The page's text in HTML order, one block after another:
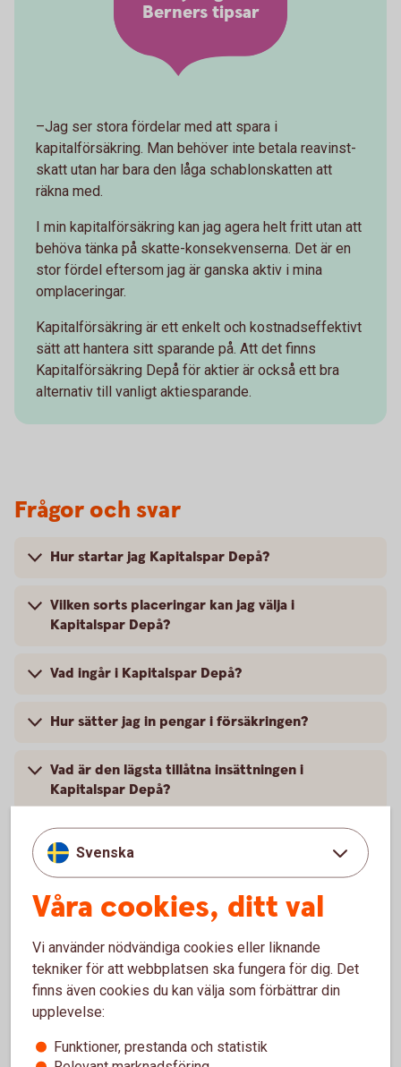
Berners tipsar
–Jag ser stora fördelar med att spara i
kapitalförsäkring. Man behöver inte betala reavinst-
skatt utan har bara den låga schablonskatten att
räkna med.
I min kapitalförsäkring kan jag agera helt fritt utan att
behöva tänka på skatte-konsekvenserna. Det är en
stor fördel eftersom jag är ganska aktiv i mina
omplaceringar.
Kapitalförsäkring är ett enkelt och kostnadseffektivt
sätt att hantera sitt sparande på. Att det finns
Kapitalförsäkring Depå för aktier är också ett bra
alternativ till vanligt aktiesparande.
Frågor och svar
Hur startar jag Kapitalspar Depå?
Vilken sorts placeringar kan jag välja i
Kapitalspar Depå?
Vad ingår i Kapitalspar Depå?
Hur sätter jag in pengar i försäkringen?
Vad är den lägsta tillåtna insättningen i
Kapitalspar Depå?
Jag har satt in pengar i försäkringen. När finns
pengarna tillgängliga på depåkontot, så att jag
kan köpa aktier?
Hur kan jag handla värdepapper i min
försäkring?
Jag vill byta från fond till depåkonto, hur gör
jag?
Kan jag lägga en köporder på aktier om jag sålt
Svenska
Våra cookies, ditt val
Vi använder nödvändiga cookies eller liknande
tekniker för att webbplatsen ska fungera för dig. Det
finns även cookies du kan välja som förbättrar din
upplevelse:
Funktioner, prestanda och statistik